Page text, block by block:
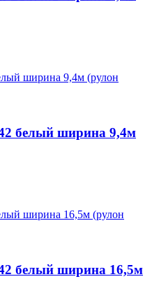
белый ширина 9,4м
белый ширина 16,5м